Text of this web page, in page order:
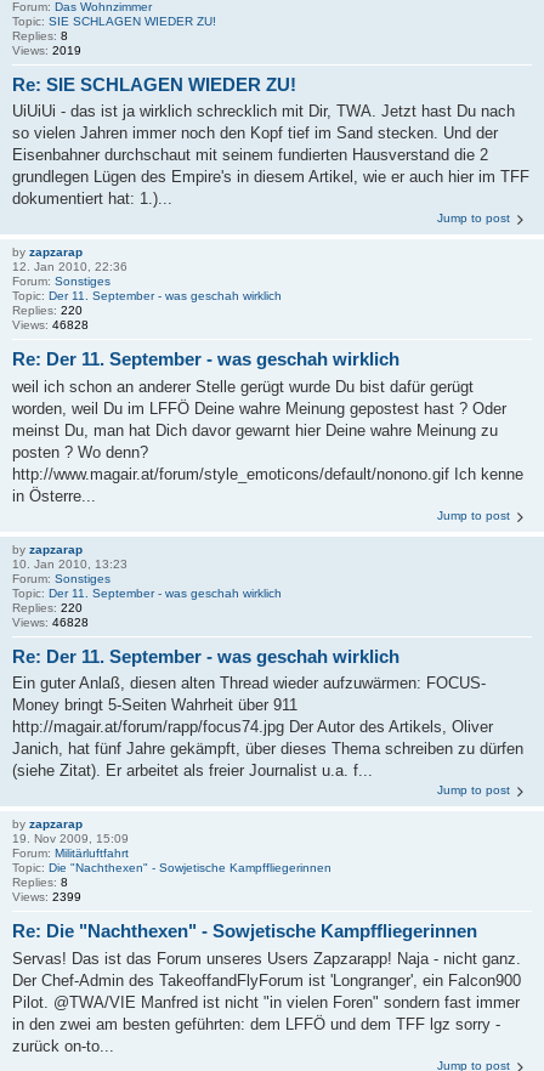
Forum: Das Wohnzimmer
Topic: SIE SCHLAGEN WIEDER ZU!
Replies: 8
Views: 2019
Re: SIE SCHLAGEN WIEDER ZU!
UiUiUi - das ist ja wirklich schrecklich mit Dir, TWA. Jetzt hast Du nach
so vielen Jahren immer noch den Kopf tief im Sand stecken. Und der
Eisenbahner durchschaut mit seinem fundierten Hausverstand die 2
grundlegen Lügen des Empire's in diesem Artikel, wie er auch hier im TFF
dokumentiert hat: 1.)...
Jump to post
by zapzarap
12. Jan 2010, 22:36
Forum: Sonstiges
Topic: Der 11. September - was geschah wirklich
Replies: 220
Views: 46828
Re: Der 11. September - was geschah wirklich
weil ich schon an anderer Stelle gerügt wurde Du bist dafür gerügt
worden, weil Du im LFFÖ Deine wahre Meinung gepostest hast ? Oder
meinst Du, man hat Dich davor gewarnt hier Deine wahre Meinung zu
posten ? Wo denn?
http://www.magair.at/forum/style_emoticons/default/nonono.gif Ich kenne
in Österre...
Jump to post
by zapzarap
10. Jan 2010, 13:23
Forum: Sonstiges
Topic: Der 11. September - was geschah wirklich
Replies: 220
Views: 46828
Re: Der 11. September - was geschah wirklich
Ein guter Anlaß, diesen alten Thread wieder aufzuwärmen: FOCUS-
Money bringt 5-Seiten Wahrheit über 911
http://magair.at/forum/rapp/focus74.jpg Der Autor des Artikels, Oliver
Janich, hat fünf Jahre gekämpft, über dieses Thema schreiben zu dürfen
(siehe Zitat). Er arbeitet als freier Journalist u.a. f...
Jump to post
by zapzarap
19. Nov 2009, 15:09
Forum: Militärluftfahrt
Topic: Die "Nachthexen" - Sowjetische Kampffliegerinnen
Replies: 8
Views: 2399
Re: Die "Nachthexen" - Sowjetische Kampffliegerinnen
Servas! Das ist das Forum unseres Users Zapzarapp! Naja - nicht ganz.
Der Chef-Admin des TakeoffandFlyForum ist 'Longranger', ein Falcon900
Pilot. @TWA/VIE Manfred ist nicht "in vielen Foren" sondern fast immer
in den zwei am besten geführten: dem LFFÖ und dem TFF lgz sorry -
zurück on-to...
Jump to post